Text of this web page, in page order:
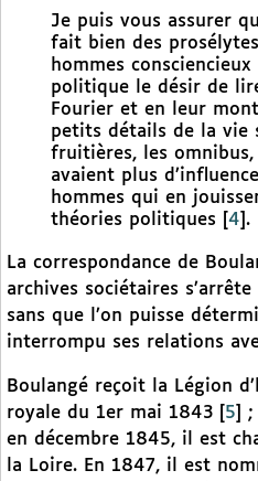
Je puis vous assurer
fait bien des
hommes
politique le désir de
Fourier et en leur
petits détails de la vie
fruitières, les
avaient plus
hommes qui en
théories politiques
4 .
La correspondance de
archives sociétaires
sans que l’on puisse
interrompu ses relations
Boulangé reçoit la Légion
royale du 1er mai 1843
5
;
en décembre 1845, il est
la Loire. En 1847, il est